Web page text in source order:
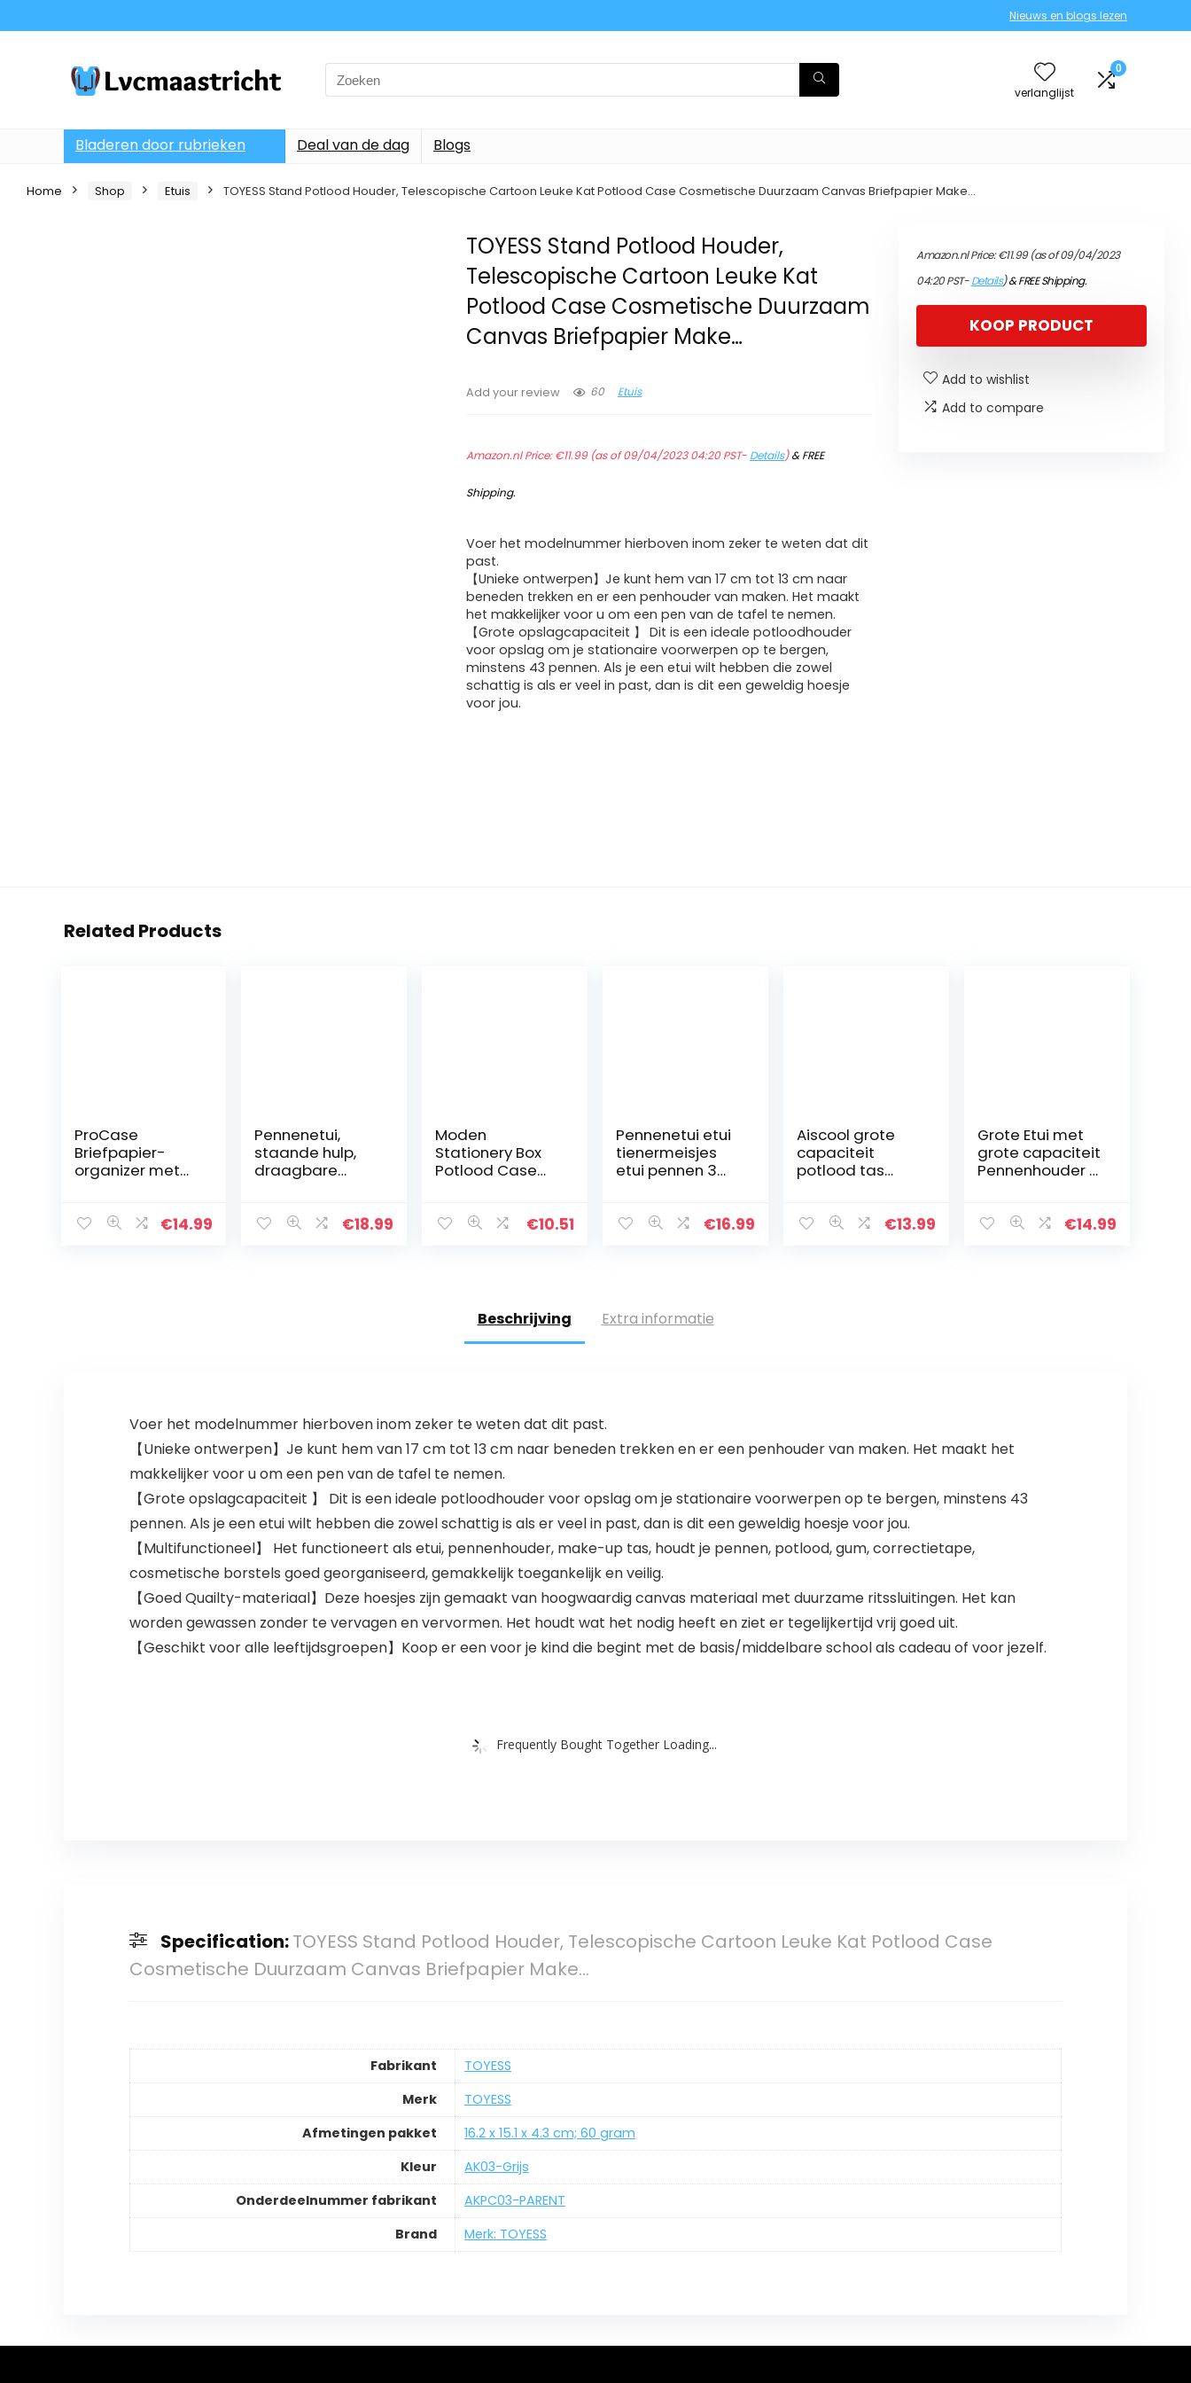
Nieuws en blogs lezen
Search
for:
verlanglijst
0
Bladeren door rubrieken Deal van de dag Blogs
Home Shop Etuis TOYESS Stand Potlood Houder, Telescopische Cartoon Leuke Kat Potlood Case Cosmetische Duurzaam Canvas Briefpapier Make…
TOYESS Stand Potlood Houder,
Telescopische Cartoon Leuke Kat
Potlood Case Cosmetische Duurzaam
Canvas Briefpapier Make…
Add your review 60 Etuis
Amazon.nl Price:€11.99(as of 09/04/2023 04:20 PST- Details)&FREE
Shipping.
Voer het modelnummer hierboven inom zeker te weten dat dit
past.
【Unieke ontwerpen】Je kunt hem van 17 cm tot 13 cm naar
beneden trekken en er een penhouder van maken. Het maakt
het makkelijker voor u om een pen van de tafel te nemen.
【Grote opslagcapaciteit 】 Dit is een ideale potloodhouder
voor opslag om je stationaire voorwerpen op te bergen,
minstens 43 pennen. Als je een etui wilt hebben die zowel
schattig is als er veel in past, dan is dit een geweldig hoesje
voor jou.
Amazon.nl Price:€11.99(as of 09/04/2023
04:20 PST-Details)&FREE Shipping.
KOOP PRODUCT
Add to wishlist
Add to compare
Related Products
ProCase
Briefpapier-
organizer met
Handige
€14.99
Pennenetui,
staande hulp,
draagbare
opbergruimte,
€18.99
Moden
Stationery Box
Potlood Case
Animal Cat Elf111,
€10.51
Pennenetui etui
tienermeisjes
etui pennen 3
pennenetui voor
€16.99
Aiscool grote
capaciteit
potlood tas
organizer
€13.99
Grote Etui met
grote capaciteit
Pennenhouder 3
Schoolbenodigd
€14.99
Beschrijving Extra informatie
Voer het modelnummer hierboven inom zeker te weten dat dit past.
【Unieke ontwerpen】Je kunt hem van 17 cm tot 13 cm naar beneden trekken en er een penhouder van maken. Het maakt het
makkelijker voor u om een pen van de tafel te nemen.
【Grote opslagcapaciteit 】 Dit is een ideale potloodhouder voor opslag om je stationaire voorwerpen op te bergen, minstens 43
pennen. Als je een etui wilt hebben die zowel schattig is als er veel in past, dan is dit een geweldig hoesje voor jou.
【Multifunctioneel】 Het functioneert als etui, pennenhouder, make-up tas, houdt je pennen, potlood, gum, correctietape,
cosmetische borstels goed georganiseerd, gemakkelijk toegankelijk en veilig.
【Goed Quailty-materiaal】Deze hoesjes zijn gemaakt van hoogwaardig canvas materiaal met duurzame ritssluitingen. Het kan
worden gewassen zonder te vervagen en vervormen. Het houdt wat het nodig heeft en ziet er tegelijkertijd vrij goed uit.
【Geschikt voor alle leeftijdsgroepen】Koop er een voor je kind die begint met de basis/middelbare school als cadeau of voor jezelf.
Frequently Bought Together Loading...
Specification:TOYESS Stand Potlood Houder, Telescopische Cartoon Leuke Kat Potlood Case
Cosmetische Duurzaam Canvas Briefpapier Make…
Fabrikant
‎TOYESS
Merk
‎TOYESS
Afmetingen pakket
‎16.2 x 15.1 x 4.3 cm; 60 gram
Kleur
‎AK03-Grijs
Onderdeelnummer fabrikant
‎AKPC03-PARENT
Brand
Merk: TOYESS